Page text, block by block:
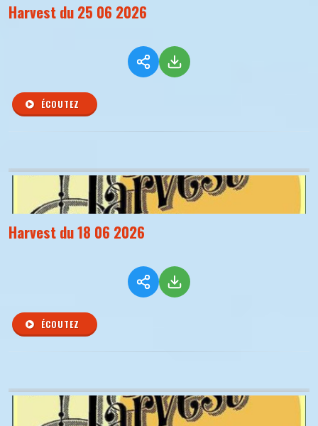
Harvest du 25 06 2026
ÉCOUTEZ
Harvest du 18 06 2026
ÉCOUTEZ